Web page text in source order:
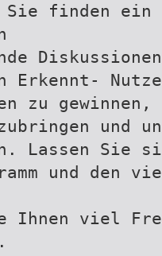
finden ein
Erkennt-
zu
und
Lassen Sie
und den
Ihnen viel